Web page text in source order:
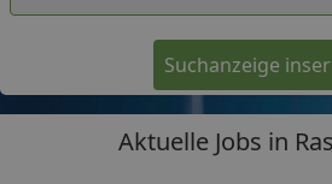
Suchanzeige
Aktuelle Jobs in